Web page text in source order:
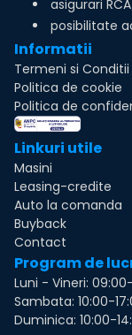
asigurari
posibilitate
Informatii
Termeni si Conditii
Politica de cookie
Politica de
Linkuri utile
Masini
Leasing-credite
Auto la comanda
Buyback
Contact
Program de
Luni - Vineri:
Sambata: 10:00-
Duminica: 10:00-